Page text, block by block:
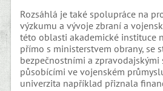
Rozsáhlá je také spolupráce na
výzkumu a vývoje zbraní a
této oblasti akademické instituce
přímo s ministerstvem obrany, se
bezpečnostními a
působícími ve vojenském
univerzita například přiznala